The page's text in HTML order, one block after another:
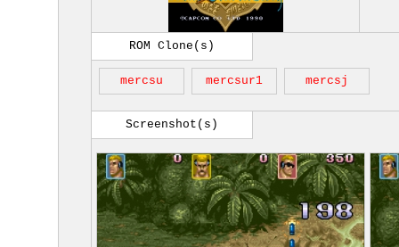
ROM Clone(s)
mercsu mercsur1 mercsj
Screenshot(s)